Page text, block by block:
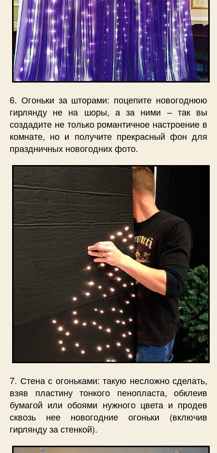
6. Огоньки за шторами: поцепите новогоднюю
гирлянду не на шоры, а за ними – так вы
создадите не только романтичное настроение в
комнате, но и получите прекрасный фон для
праздничных новогодних фото.
7. Стена с огоньками: такую несложно сделать,
взяв пластину тонкого пенопласта, обклеив
бумагой или обоями нужного цвета и продев
сквозь нее новогодние огоньки (включив
гирлянду за стенкой).